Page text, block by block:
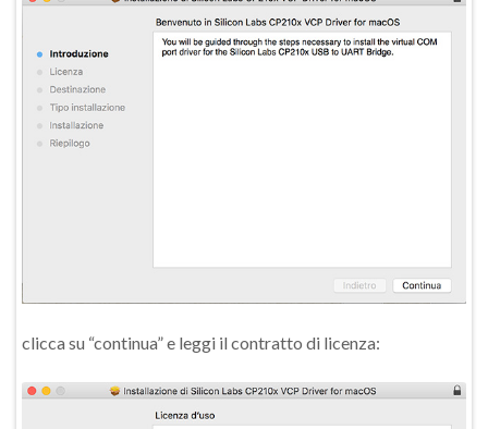
clicca su “continua” e leggi il contratto di licenza: